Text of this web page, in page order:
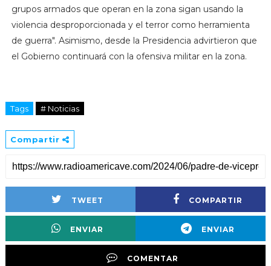
grupos armados que operan en la zona sigan usando la
violencia desproporcionada y el terror como herramienta
de guerra". Asimismo, desde la Presidencia advirtieron que
el Gobierno continuará con la ofensiva militar en la zona.
Tags # Noticias
Compartir
TWEET COMPARTIR
ENVIAR ENVIAR
COMENTAR